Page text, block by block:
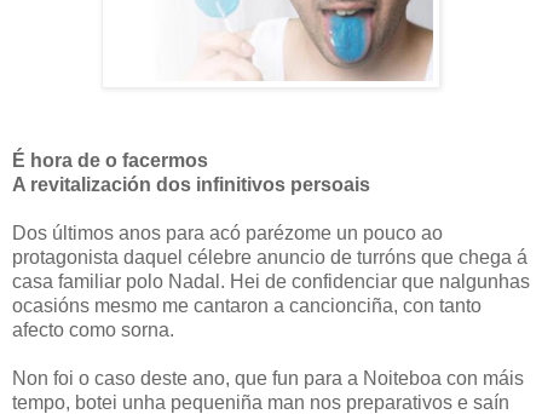
É hora de o facermos
A revitalización dos infinitivos persoais
Dos últimos anos para acó parézome un pouco ao
protagonista daquel célebre anuncio de turróns que chega á
casa familiar polo Nadal. Hei de confidenciar que nalgunhas
ocasións mesmo me cantaron a cancionciña, con tanto
afecto como sorna.
Non foi o caso deste ano, que fun para a Noiteboa con máis
tempo, botei unha pequeniña man nos preparativos e saín